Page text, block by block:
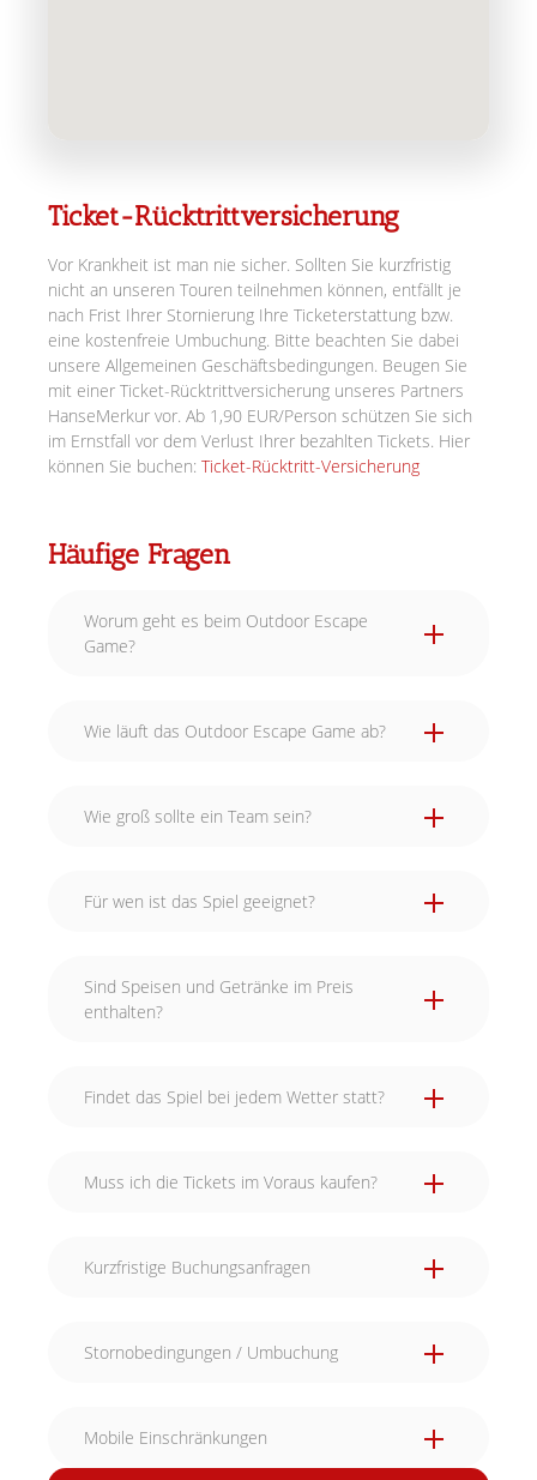
Ticket-Rücktrittversicherung
Vor Krankheit ist man nie sicher. Sollten Sie kurzfristig
nicht an unseren Touren teilnehmen können, entfällt je
nach Frist Ihrer Stornierung Ihre Ticketerstattung bzw.
eine kostenfreie Umbuchung. Bitte beachten Sie dabei
unsere Allgemeinen Geschäftsbedingungen. Beugen Sie
mit einer Ticket-Rücktrittversicherung unseres Partners
HanseMerkur vor. Ab 1,90 EUR/Person schützen Sie sich
im Ernstfall vor dem Verlust Ihrer bezahlten Tickets. Hier
können Sie buchen: Ticket-Rücktritt-Versicherung
Häufige Fragen
Worum geht es beim Outdoor Escape
Game?
Wie läuft das Outdoor Escape Game ab?
Wie groß sollte ein Team sein?
Für wen ist das Spiel geeignet?
Sind Speisen und Getränke im Preis
enthalten?
Findet das Spiel bei jedem Wetter statt?
Muss ich die Tickets im Voraus kaufen?
Kurzfristige Buchungsanfragen
Stornobedingungen / Umbuchung
Mobile Einschränkungen